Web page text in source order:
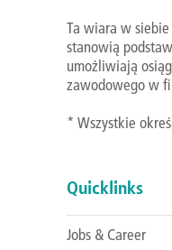
Ta wiara w
stanowią
umożliwiają
zawodowego w
* Wszystkie
Quicklinks
Jobs & Career